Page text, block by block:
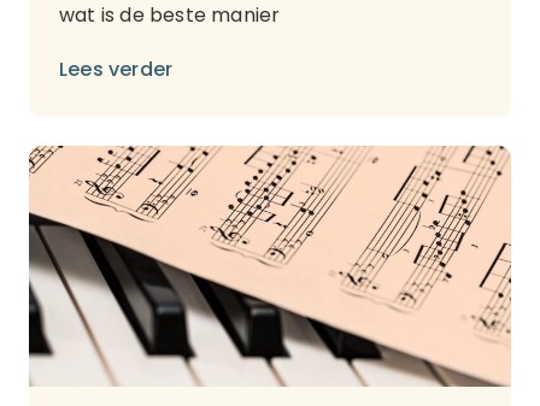
wat is de beste manier
Lees verder